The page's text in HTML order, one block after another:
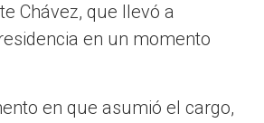
Chávez, que llevó a
en un momento
en que asumió el cargo,